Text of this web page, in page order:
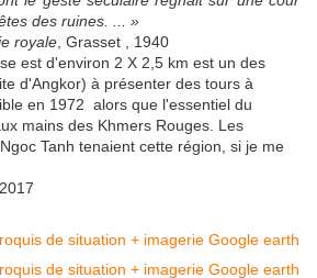
des ruines. ... »
royale , Grasset , 1940
est d'environ 2 X 2,5 km est un des
d'Angkor) à présenter des tours à
en 1972 alors que l'essentiel du
mains des Khmers Rouges. Les
Tanh tenaient cette région, si je me